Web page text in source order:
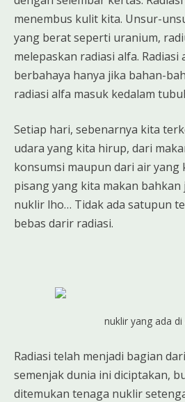
menembus kulit kita. Unsur-
yang berat seperti uranium,
melepaskan radiasi alfa. Radiasi
berbahaya hanya jika bahan-
radiasi alfa masuk kedalam
Setiap hari, sebenarnya kita
udara yang kita hirup, dari
konsumsi maupun dari air yang
pisang yang kita makan
nuklir lho… Tidak ada satupun
bebas darir radiasi.
nuklir yang ada di
Radiasi telah menjadi bagian
semenjak dunia ini diciptakan,
ditemukan tenaga nuklir